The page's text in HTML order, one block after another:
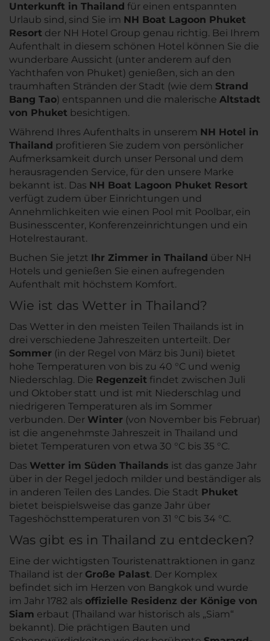
Unterkunft in Thailand für einen entspannten
Urlaub sind, sind Sie im NH Boat Lagoon Phuket
Resort der NH Hotel Group genau richtig. Bei Ihrem
Aufenthalt in diesem schönen Hotel können Sie die
wunderbare Aussicht (unter anderem auf den
Yachthafen von Phuket) genießen, sich an den
traumhaften Stränden der Stadt (wie dem Strand
Bang Tao) entspannen und die malerische Altstadt
von Phuket besichtigen.
Während Ihres Aufenthalts in unserem NH Hotel in
Thailand profitieren Sie zudem von persönlicher
Aufmerksamkeit durch unser Personal und dem
herausragenden Service, für den unsere Marke
bekannt ist. Das NH Boat Lagoon Phuket Resort
verfügt zudem über Einrichtungen und
Annehmlichkeiten wie einen Pool mit Poolbar, ein
Businesscenter, Konferenzeinrichtungen und ein
Hotelrestaurant.
Buchen Sie jetzt Ihr Zimmer in Thailand über NH
Hotels und genießen Sie einen aufregenden
Aufenthalt mit höchstem Komfort.
Wie ist das Wetter in Thailand?
Das Wetter in den meisten Teilen Thailands ist in
drei verschiedene Jahreszeiten unterteilt. Der
Sommer (in der Regel von März bis Juni) bietet
hohe Temperaturen von bis zu 40 °C und wenig
Niederschlag. Die Regenzeit findet zwischen Juli
und Oktober statt und ist mit Niederschlag und
niedrigeren Temperaturen als im Sommer
verbunden. Der Winter (von November bis Februar)
ist die angenehmste Jahreszeit in Thailand und
bietet Temperaturen von etwa 30 °C bis 35 °C.
Das Wetter im Süden Thailands ist das ganze Jahr
über in der Regel jedoch milder und beständiger als
in anderen Teilen des Landes. Die Stadt Phuket
bietet beispielsweise das ganze Jahr über
Tageshöchsttemperaturen von 31 °C bis 34 °C.
Was gibt es in Thailand zu entdecken?
Eine der wichtigsten Touristenattraktionen in ganz
Thailand ist der Große Palast. Der Komplex
befindet sich im Herzen von Bangkok und wurde
im Jahr 1782 als offizielle Residenz der Könige von
Siam erbaut (Thailand war historisch als „Siam“
bekannt). Die prächtigen Bauten und